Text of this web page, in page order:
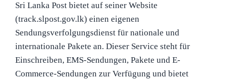
Sri Lanka Post bietet auf seiner Website
(track.slpost.gov.lk) einen eigenen
Sendungsverfolgungsdienst für nationale und
internationale Pakete an. Dieser Service steht für
Einschreiben, EMS-Sendungen, Pakete und E-
Commerce-Sendungen zur Verfügung und bietet